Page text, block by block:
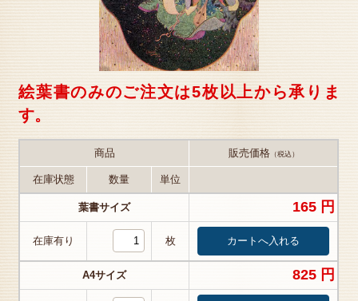
絵葉書のみのご注文は5枚以上から承りま
す。
商品 販売価格（税込）
在庫状態 数量 単位
葉書サイズ 165 円
在庫有り 枚
A4サイズ 825 円